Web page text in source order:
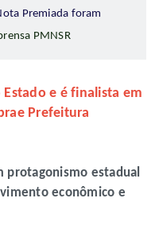
Premiada foram
PMNSR
e é finalista em
Prefeitura
protagonismo estadual
econômico e